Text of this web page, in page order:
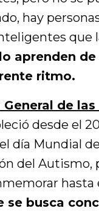
hay
que
aprenden
ritmo.
de
desde el
día Mundial
del Autismo,
hasta
se busca